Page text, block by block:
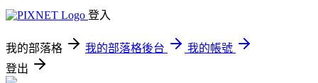
登入
我的部落格 我的部落格後台
我的帳號
登出